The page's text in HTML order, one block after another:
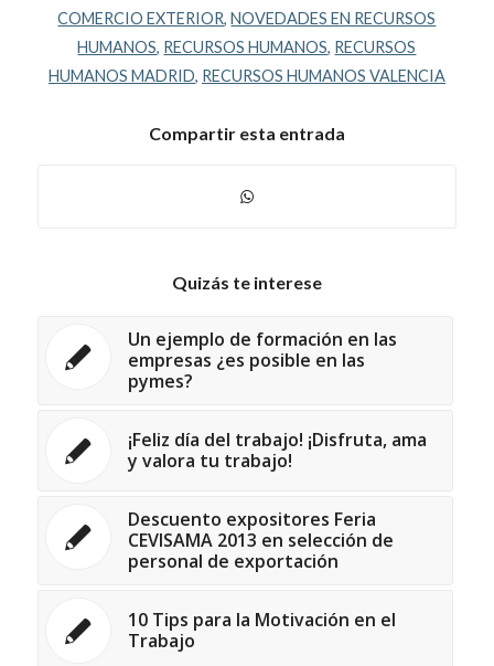
COMERCIO EXTERIOR,NOVEDADES EN RECURSOS
HUMANOS, RECURSOS HUMANOS, RECURSOS
HUMANOS MADRID, RECURSOS HUMANOS VALENCIA
Compartir esta entrada
Quizás te interese
Un ejemplo de formación en las
empresas ¿es posible en las
pymes?
¡Feliz día del trabajo! ¡Disfruta, ama
y valora tu trabajo!
Descuento expositores Feria
CEVISAMA 2013 en selección de
personal de exportación
10 Tips para la Motivación en el
Trabajo